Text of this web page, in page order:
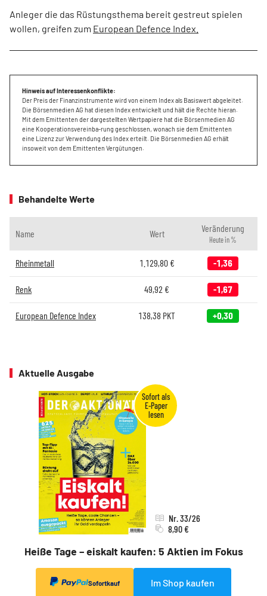
Anleger die das Rüstungsthema bereit gestreut spielen
wollen, greifen zum European Defence Index.
Hinweis auf Interessenkonflikte:
Der Preis der Finanzinstrumente wird von einem Index als Basiswert abgeleitet.
Die Börsenmedien AG hat diesen Index entwickelt und hält die Rechte hieran.
Mit dem Emittenten der dargestellten Wertpapiere hat die Börsenmedien AG
eine Kooperationsvereinba-rung geschlossen, wonach sie dem Emittenten
eine Lizenz zur Verwendung des Index erteilt. Die Börsenmedien AG erhält
insoweit von dem Emittenten Vergütungen.
Behandelte Werte
Name Wert Veränderung
Heute in %
Rheinmetall 1.129,80€ -1,36
Renk 49,92 € -1,67
European Defence Index 138,38 PKT +0,30
Aktuelle Ausgabe
Heiße Tage – eiskalt kaufen: 5 Aktien im Fokus
Nr. 33/26
8,90 €
Sofortkauf Im Shop kaufen